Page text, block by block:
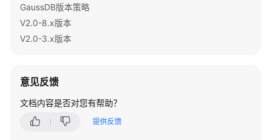
入
门
南
GaussDB版本策略
V2.0-8.x版本
V2.0-3.x版本
意见反馈
文档内容是否对您有帮助？
提供反馈